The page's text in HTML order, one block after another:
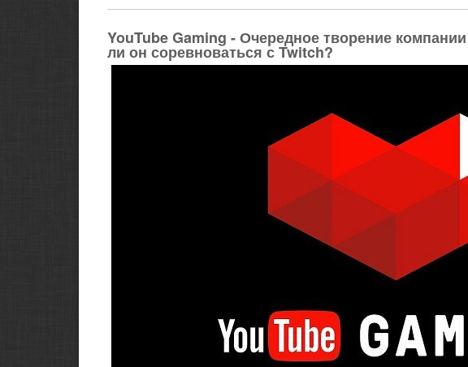
YouTube Gaming - Очередное творение
ли он соревноваться с Twitch?